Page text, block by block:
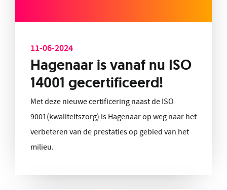
11-06-2024
Hagenaar is vanaf nu ISO
14001 gecertificeerd!
Met deze nieuwe certificering naast de ISO
9001(kwaliteitszorg) is Hagenaar op weg naar het
verbeteren van de prestaties op gebied van het
milieu.